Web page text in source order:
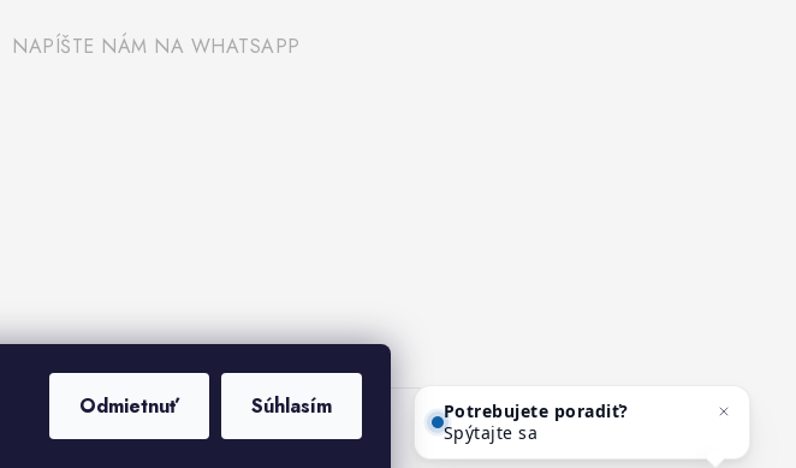
Odmietnuť Súhlasím
NAPÍŠTE NÁM NA WHATSAPP
Spýtajte sa nášho asistenta
Mediho.